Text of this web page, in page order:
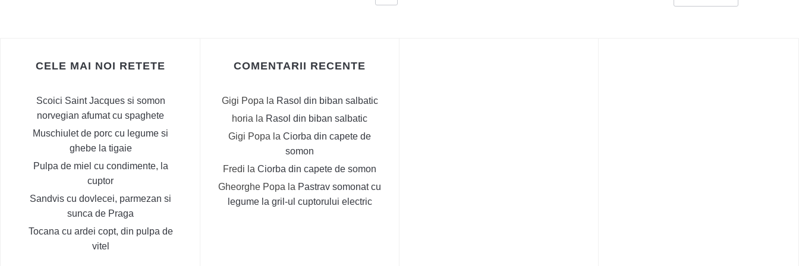
CELE MAI NOI RETETE
Scoici Saint Jacques si somon
norvegian afumat cu spaghete
Muschiulet de porc cu legume si
ghebe la tigaie
Pulpa de miel cu condimente, la
cuptor
Sandvis cu dovlecei, parmezan si
sunca de Praga
Tocana cu ardei copt, din pulpa de
vitel
COMENTARII RECENTE
Gigi Popa la Rasol din biban salbatic
horia la Rasol din biban salbatic
Gigi Popa la Ciorba din capete de
somon
Fredi la Ciorba din capete de somon
Gheorghe Popa la Pastrav somonat cu
legume la gril-ul cuptorului electric